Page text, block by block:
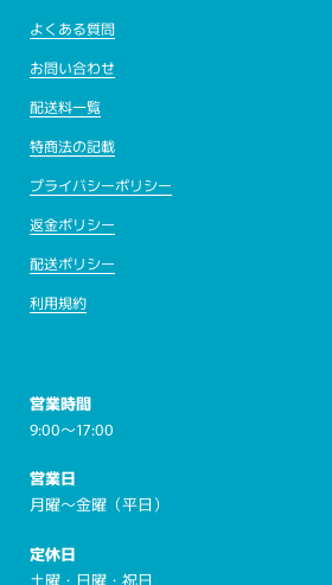
よくある質問
お問い合わせ
配送料一覧
特商法の記載
プライバシーポリシー
返金ポリシー
配送ポリシー
利用規約
営業時間
9:00～17:00
営業日
月曜～金曜（平日）
定休日
土曜・日曜・祝日